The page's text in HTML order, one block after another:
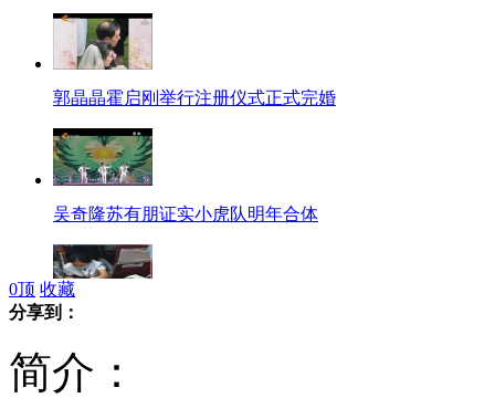
郭晶晶霍启刚举行注册仪式正式完婚
吴奇隆苏有朋证实小虎队明年合体
0顶 收藏
分享到：
简介：